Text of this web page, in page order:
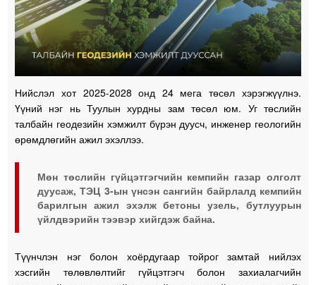
Нийслэл хот 2025-2028 онд 24 мега төсөл хэрэгжүүлнэ.
Үүний нэг нь Туулын хурдны зам төсөл юм. Уг төслийн
талбайн геодезийн хэмжилт бүрэн дуусч, инженер геологийн
өрөмдлөгийн ажил эхэллээ.
Мөн төслийн гүйцэтгэгчийн кемпийн газар олголт
дуусаж, ТЭЦ 3-ын үнсэн сангийн байрлалд кемпийн
барилгын ажил эхэлж бетоны узель, бутлуурын
үйлдвэрийн тээвэр хийгдэж байна.
Түүнчлэн нэг болон хоёрдугаар тойрог замтай нийлэх
хэсгийн төлөвлөлтийг гүйцэтгэгч болон захиалагчийн